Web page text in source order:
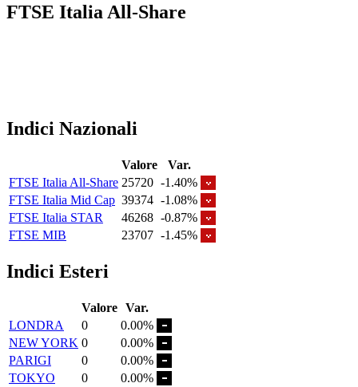
FTSE Italia All-Share
Indici Nazionali
Valore
Var.
FTSE Italia All-Share 25720 -1.40%
FTSE Italia Mid Cap 39374 -1.08%
FTSE Italia STAR
46268 -0.87%
FTSE MIB
23707 -1.45%
Indici Esteri
Valore Var.
LONDRA
0
0.00%
NEW YORK 0
0.00%
PARIGI
0
0.00%
TOKYO
0
0.00%